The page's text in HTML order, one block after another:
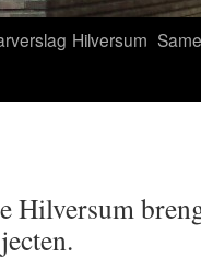
Hilversum
Hilversum